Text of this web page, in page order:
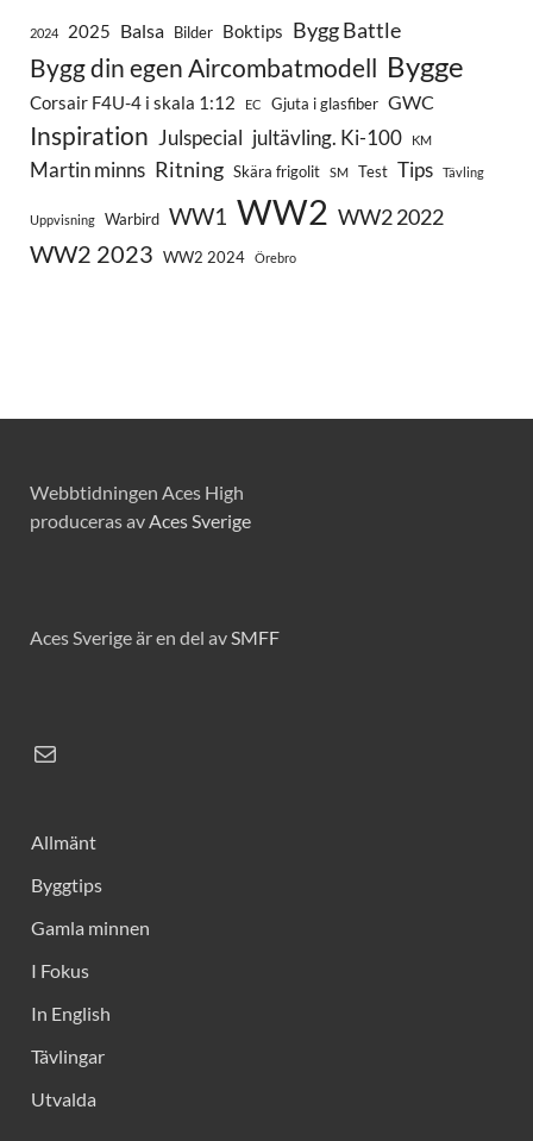
2024 2025 Balsa Bilder Boktips Bygg Battle
Bygg din egen Aircombatmodell Bygge
Corsair F4U-4 i skala 1:12 EC Gjuta i glasfiber GWC
Inspiration Julspecial jultävling. Ki-100 KM
Martin minns Ritning Skära frigolit SM Test Tips Tävling
Uppvisning Warbird WW1 WW2 WW2 2022
WW2 2023 WW2 2024 Örebro
Webbtidningen Aces High
produceras avAces Sverige
Aces Sverige är en del avSMFF
Allmänt
Byggtips
Gamla minnen
I Fokus
In English
Tävlingar
Utvalda